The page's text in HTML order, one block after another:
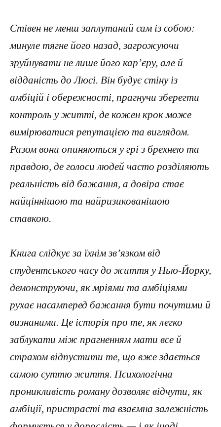
Стівен не менш заплутаний сам із собою:
минуле тягне його назад, загрожуючи
зруйнувати не лише його кар’єру, але й
відданість до Люсі. Він будує стіну із
амбіцій і обережності, прагнучи зберегти
контроль у житті, де кожен крок може
вимірюватися репутацією та виглядом.
Разом вони опиняються у грі з брехнею та
правдою, де голоси людей часто розділяють
реальність від бажання, а довіра стає
найціннішою та найризикованішою
ставкою.
Книга слідкує за їхнім зв’язком від
студентського часу до життя у Нью-Йорку,
демонструючи, як мріями та амбіціями
рухає насамперед бажання бути почутими й
визнаними. Це історія про те, як легко
заблукати між прагненням мати все й
страхом відпустити те, що вже здається
самою суттю життя. Психологічна
проникливість роману дозволяє відчути, як
амбіції, пристрасті та взаємна залежність